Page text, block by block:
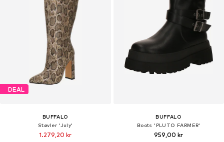
DEAL
BUFFALO
Støvler 'July'
1.279,20 kr
BUFFALO
Boots 'PLUTO FARMER'
959,00 kr